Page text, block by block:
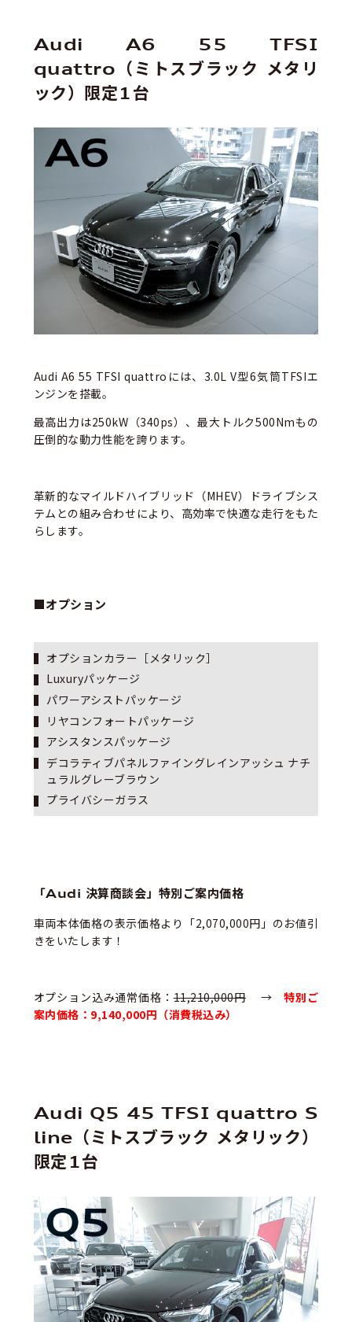
Audi A6 55 TFSI
quattro（ミトスブラック メタリ
ック）限定1台
Audi A6 55 TFSI quattroには、3.0L V型6気筒TFSIエ
ンジンを搭載。
最高出力は250kW（340ps）、最大トルク500Nmもの
圧倒的な動力性能を誇ります。
革新的なマイルドハイブリッド（MHEV）ドライブシス
テムとの組み合わせにより、高効率で快適な走行をもた
らします。
■オプション
オプションカラー［メタリック］
Luxuryパッケージ
パワーアシストパッケージ
リヤコンフォートパッケージ
アシスタンスパッケージ
デコラティブパネルファイングレインアッシュ ナチ
ュラルグレーブラウン
プライバシーガラス
「Audi 決算商談会」特別ご案内価格
車両本体価格の表示価格より「2,070,000円」のお値引
きをいたします！
オプション込み通常価格：11,210,000円→特別ご
案内価格：9,140,000円（消費税込み）
Audi Q5 45 TFSI quattro S
line（ミトスブラック メタリック）
限定1台